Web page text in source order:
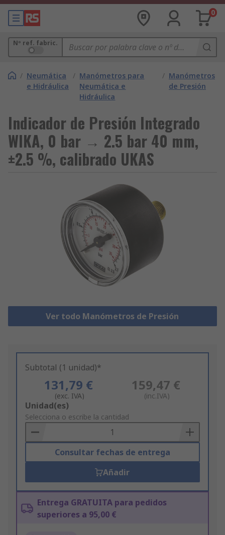
0
Nº ref. fabric.
/ Neumática
e Hidráulica
/ Manómetros para
Neumática e
Hidráulica
/ Manómetros
de Presión
Indicador de Presión Integrado
WIKA, 0 bar → 2.5 bar 40 mm,
±2.5 %, calibrado UKAS
Ver todo Manómetros de Presión
Subtotal (1 unidad)*
131,79 €
(exc. IVA)
159,47 €
(inc.IVA)
Add
to
Basket
Unidad(es)
Selecciona o escribe la cantidad
Consultar fechas de entrega
Añadir
Entrega GRATUITA para pedidos
superiores a 95,00 €